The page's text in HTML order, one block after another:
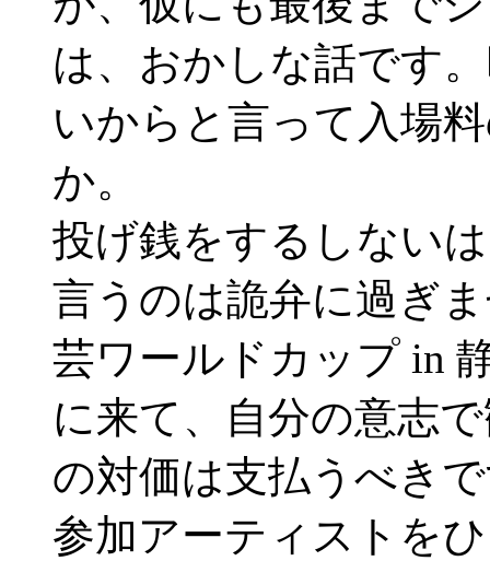
は、おかしな話です
いからと言って入場
か。
投げ銭をするしない
言うのは詭弁に過ぎ
芸ワールドカップ in
に来て、自分の意志
の対価は支払うべき
参加アーティストを